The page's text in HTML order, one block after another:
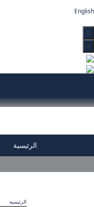
English
×
الرئيسية
الرئيسية